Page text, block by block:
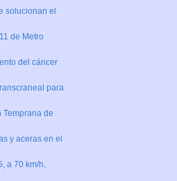
solucionan el
de Metro
del cáncer
para
Temprana de
y aceras en el
a 70 km/h,